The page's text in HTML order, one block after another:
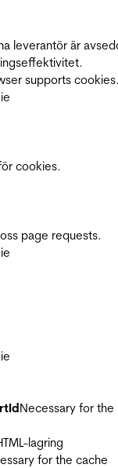
leverantör är
supports
cookies.
page requests.
Necessary for the
lagring
for the cache